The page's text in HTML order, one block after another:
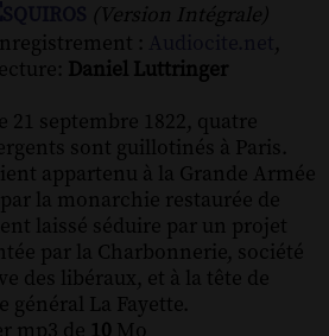
(Version Intégrale)
:
,
Daniel Luttringer
21 septembre 1822, quatre
sont guillotinés à Paris.
appartenu à la Grande Armée
la monarchie restaurée de
laissé séduire par un projet
par la Charbonnerie, société
des libéraux, et à la tête de
général La Fayette.
mp3 de 10 Mo